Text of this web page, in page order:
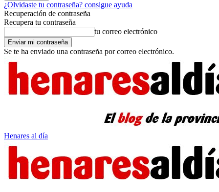
¿Olvidaste tu contraseña? consigue ayuda
Recuperación de contraseña
Recupera tu contraseña
tu correo electrónico
Se te ha enviado una contraseña por correo electrónico.
Henares al día